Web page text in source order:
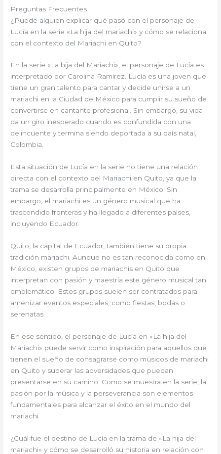
Preguntas Frecuentes
¿Puede alguien explicar qué pasó con el personaje de
Lucía en la serie «La hija del mariachi» y cómo se relaciona
con el contexto del Mariachi en Quito?
En la serie «La hija del Mariachi», el personaje de Lucía es
interpretado por Carolina Ramírez. Lucía es una joven que
tiene un gran talento para cantar y decide unirse a un
mariachi en la Ciudad de México para cumplir su sueño de
convertirse en cantante profesional. Sin embargo, su vida
da un giro inesperado cuando es confundida con una
delincuente y termina siendo deportada a su país natal,
Colombia.
Esta situación de Lucía en la serie no tiene una relación
directa con el contexto del Mariachi en Quito, ya que la
trama se desarrolla principalmente en México. Sin
embargo, el mariachi es un género musical que ha
trascendido fronteras y ha llegado a diferentes países,
incluyendo Ecuador.
Quito, la capital de Ecuador, también tiene su propia
tradición mariachi. Aunque no es tan reconocida como en
México, existen grupos de mariachis en Quito que
interpretan con pasión y maestría este género musical tan
emblemático. Estos grupos suelen ser contratados para
amenizar eventos especiales, como fiestas, bodas o
serenatas.
En ese sentido, el personaje de Lucía en «La hija del
Mariachi» puede servir como inspiración para aquellos que
tienen el sueño de consagrarse como músicos de mariachi
en Quito y superar las adversidades que puedan
presentarse en su camino. Como se muestra en la serie, la
pasión por la música y la perseverancia son elementos
fundamentales para alcanzar el éxito en el mundo del
mariachi.
¿Cuál fue el destino de Lucía en la trama de «La hija del
mariachi» y cómo se desarrolló su historia en relación con